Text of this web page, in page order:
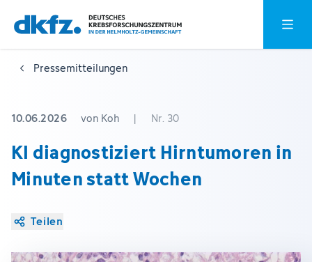
Zum
Hauptinhalt
springen
Zur
Fußzeile
springen
Pressemitteilungen
10.06.2026 von Koh | Nr. 30
KI diagnostiziert Hirntumoren in
Minuten statt Wochen
Teilen